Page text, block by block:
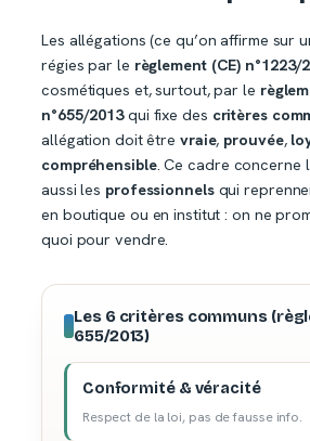
Les allégations (ce qu’on affirme sur
régies par le règlement (CE) n°1223/
cosmétiques et, surtout, par le
n°655/2013qui fixe des critères
allégation doit être vraie, prouvée,
compréhensible. Ce cadre concerne
aussi les professionnelsqui
en boutique ou en institut : on ne
quoi pour vendre.
Les 6 critères communs
655/2013)
Conformité & véracité
Respect de la loi, pas de fausse info.